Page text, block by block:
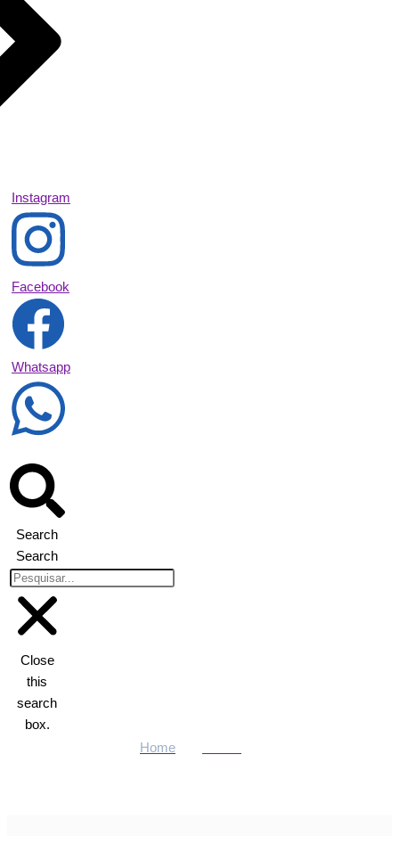
Instagram
Facebook
Whatsapp
Search
Search
Close
this
search
box.
Home